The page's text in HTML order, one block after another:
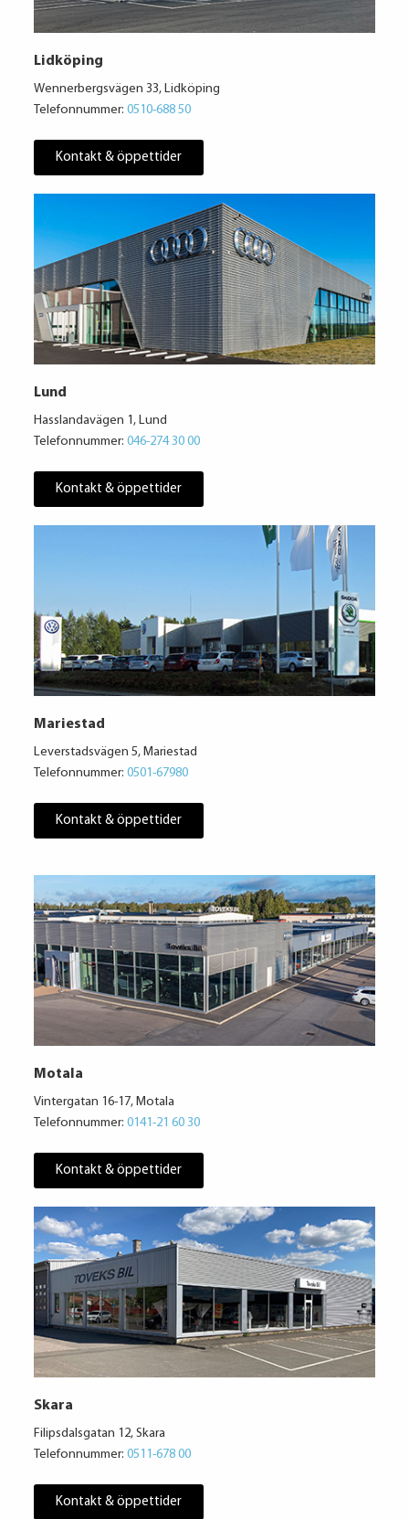
Lidköping
Wennerbergsvägen 33, Lidköping
Telefonnummer: 0510-688 50
Kontakt & öppettider
Lund
Hasslandavägen 1, Lund
Telefonnummer: 046-274 30 00
Kontakt & öppettider
Mariestad
Leverstadsvägen 5, Mariestad
Telefonnummer: 0501-67980
Kontakt & öppettider
Motala
Vintergatan 16-17, Motala
Telefonnummer: 0141-21 60 30
Kontakt & öppettider
Skara
Filipsdalsgatan 12, Skara
Telefonnummer: 0511-678 00
Kontakt & öppettider